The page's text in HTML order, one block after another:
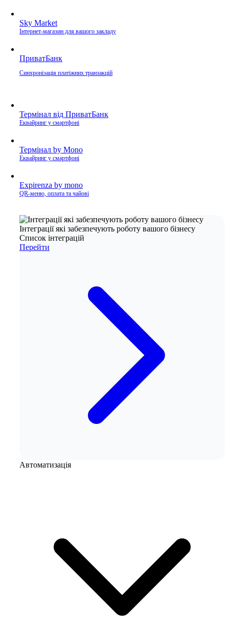
Sky Market
Інтернет-магазин для вашого закладу
ПриватБанк
Синхронізація платіжних транзакцій
Термінал від ПриватБанк
Еквайринг у смартфоні
Термінал by Mono
Еквайринг у смартфоні
Expirenza by mono
QR-меню, оплата та чайові
Інтеграції які забезпечують роботу вашого бізнесу
Список інтеграцій
Перейти
Автоматизація